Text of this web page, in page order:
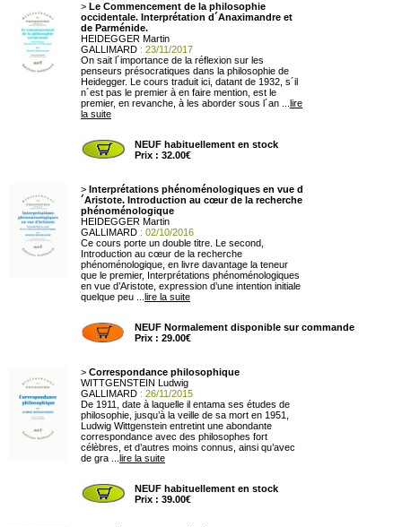
> Le Commencement de la philosophie
occidentale. Interprétation d´Anaximandre et
de Parménide.
HEIDEGGER Martin
GALLIMARD : 23/11/2017
On sait l´importance de la réflexion sur les
penseurs présocratiques dans la philosophie de
Heidegger. Le cours traduit ici, datant de 1932, s´il
n´est pas le premier à en faire mention, est le
premier, en revanche, à les aborder sous l´an ... lire
la suite
NEUF habituellement en stock
Prix : 32.00€
> Interprétations phénoménologiques en vue d
´Aristote. Introduction au cœur de la recherche
phénoménologique
HEIDEGGER Martin
GALLIMARD : 02/10/2016
Ce cours porte un double titre. Le second,
Introduction au cœur de la recherche
phénoménologique, en livre davantage la teneur
que le premier, Interprétations phénoménologiques
en vue d’Aristote, expression d’une intention initiale
quelque peu ... lire la suite
NEUF Normalement disponible sur commande
Prix : 29.00€
> Correspondance philosophique
WITTGENSTEIN Ludwig
GALLIMARD : 26/11/2015
De 1911, date à laquelle il entama ses études de
philosophie, jusqu’à la veille de sa mort en 1951,
Ludwig Wittgenstein entretint une abondante
correspondance avec des philosophes fort
célèbres, et d’autres moins connus, ainsi qu’avec
de gra ... lire la suite
NEUF habituellement en stock
Prix : 39.00€